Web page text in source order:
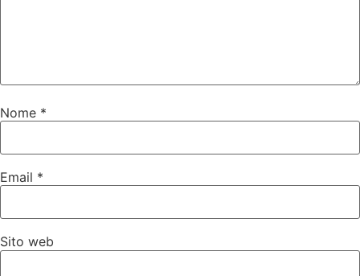
Nome *
Email *
Sito web